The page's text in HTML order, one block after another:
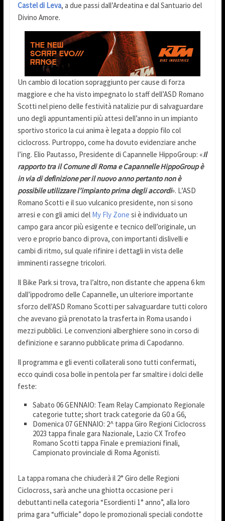
Castel di Leva, a due passi dall’Ardeatina e dal Santuario del
Divino Amore.
Un cambio di location sopraggiunto per cause di forza
maggiore e che ha visto impegnato lo staff dell’ASD Romano
Scotti nel pieno delle festività natalizie pur di salvaguardare
uno degli appuntamenti più attesi dell’anno in un impianto
sportivo storico la cui anima è legata a doppio filo col
ciclocross. Purtroppo, come ha dovuto evidenziare anche
l’ing. Elio Pautasso, Presidente di Capannelle HippoGroup: «Il
rapporto tra il Comune di Roma e Capannelle HippoGroup è
in via di definizione per il nuovo anno pertanto non è
possibile utilizzare l’impianto prima degli accordi». L’ASD
Romano Scotti e il suo vulcanico presidente, non si sono
arresi e con gli amici del My Fly Zone si è individuato un
campo gara ancor più esigente e tecnico dell’originale, un
vero e proprio banco di prova, con importanti dislivelli e
cambi di ritmo, sul quale rifinire i dettagli in vista delle
imminenti rassegne tricolori.
Il Bike Park si trova, tra l’altro, non distante che appena 6 km
dall’ippodromo delle Capannelle, un ulteriore importante
sforzo dell’ASD Romano Scotti per salvaguardare tutti coloro
che avevano già prenotato la trasferta in Roma usando i
mezzi pubblici. Le convenzioni alberghiere sono in corso di
definizione e saranno pubblicate prima di Capodanno.
Il programma e gli eventi collaterali sono tutti confermati,
ecco quindi cosa bolle in pentola per far smaltire i dolci delle
feste:
Sabato 06 GENNAIO: Team Relay Campionato Regionale
categorie tutte; short track categorie da G0 a G6,
Domenica 07 GENNAIO: 2^ tappa Giro Regioni Ciclocross
2023 tappa finale gara Nazionale, Lazio CX Trofeo
Romano Scotti tappa Finale e premiazioni finali,
Campionato provinciale di Roma Agonisti.
La tappa romana che chiuderà il 2° Giro delle Regioni
Ciclocross, sarà anche una ghiotta occasione per i
debuttanti nella categoria “Esordienti 1° anno”, alla loro
prima gara “ufficiale” dopo le promozionali speciali condotte